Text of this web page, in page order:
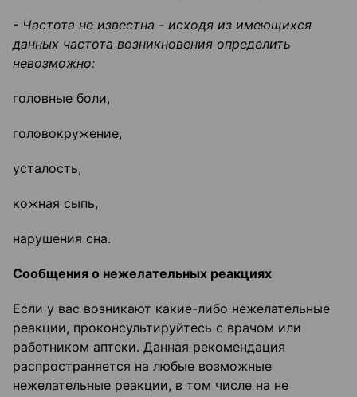
- Частота не известна - исходя из имеющихся
данных частота возникновения определить
невозможно:
головные боли,
головокружение,
усталость,
кожная сыпь,
нарушения сна.
Сообщения о нежелательных реакциях
Если у вас возникают какие-либо нежелательные
реакции, проконсультируйтесь с врачом или
работником аптеки. Данная рекомендация
распространяется на любые возможные
нежелательные реакции, в том числе на не